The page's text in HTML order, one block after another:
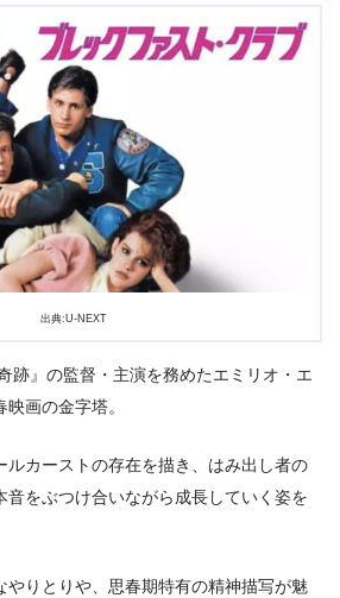
無料!!お試し解約もOK／／
無料でU-NEXTで見る
出典:U-NEXT
跡』の監督・主演を務めたエミリオ・エ
画の金字塔。
ルカーストの存在を描き、はみ出し者の
音をぶつけ合いながら成長していく姿を
やりとりや、思春期特有の精神描写が魅